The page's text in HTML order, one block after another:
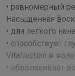
• равномерный
Насыщенная
• для легкого
• способствует
Vitaflection в
• обволакивает